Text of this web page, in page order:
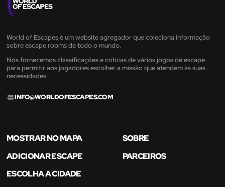
World of Escapes é um website agregador que coleciona informação
sobre escape rooms de todo o mundo.
Nós fornecemos classificações e críticas de vários jogos de escape
para permitir aos jogadores escolher a missão que atendem às suas
necessidades.
INFO@WORLDOFESCAPES.COM
MOSTRAR NO MAPA
SOBRE
ADICIONAR ESCAPE
PARCEIROS
ESCOLHA A CIDADE